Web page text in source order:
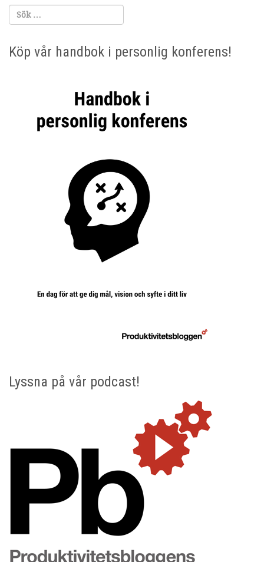
Köp vår handbok i personlig konferens!
Lyssna på vår podcast!